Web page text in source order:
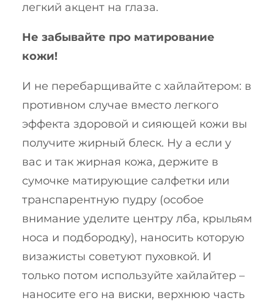
легкий акцент на глаза.
Не забывайте про матирование
кожи!
И не перебарщивайте с хайлайтером: в
противном случае вместо легкого
эффекта здоровой и сияющей кожи вы
получите жирный блеск. Ну а если у
вас и так жирная кожа, держите в
сумочке матирующие салфетки или
транспарентную пудру (особое
внимание уделите центру лба, крыльям
носа и подбородку), наносить которую
визажисты советуют пуховкой. И
только потом используйте хайлайтер –
наносите его на виски, верхнюю часть